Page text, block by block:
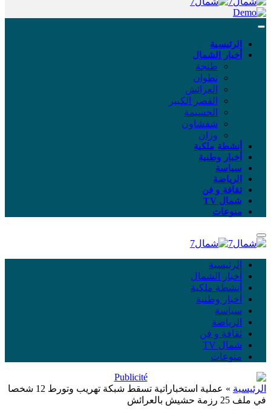
الرئيسية
أخبار الشمال
طنجة
تطوان
العرائش
القصر الكبير
الحسيمة
شفشاون
وزان
أنشطة ملكية
أخبار وطنية
سياسة
الرياضة
ثقافة و فن
شمال TV
منوعات
الرئيسية
أخبار الشمال
أنشطة ملكية
أخبار وطنية
سياسة
الرياضة
ثقافة و فن
شمال TV
منوعات
الرئيسية »
عملية استخباراتية تسقط شبكة تهريب وتورط 12 شخصا
في ملف 25 رزمة حشيش بالعرائش